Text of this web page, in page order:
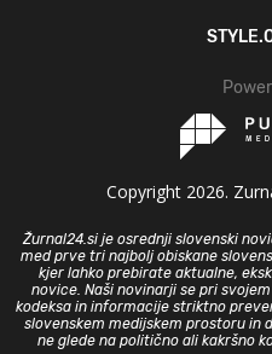
Copyright 2026.
Žurnal24.si je osrednji slovenski
med prve tri najbolj obiskane
kjer lahko prebirate aktualne,
novice. Naši novinarji se pri
kodeksa in informacije striktno
slovenskem medijskem prostoru in
ne glede na politično ali kakršno